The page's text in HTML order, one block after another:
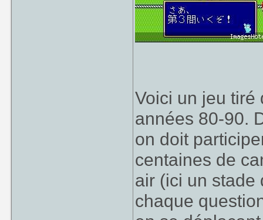
Voici un jeu tiré
années 80-90.
on doit
centaines de
air (ici un stade
chaque